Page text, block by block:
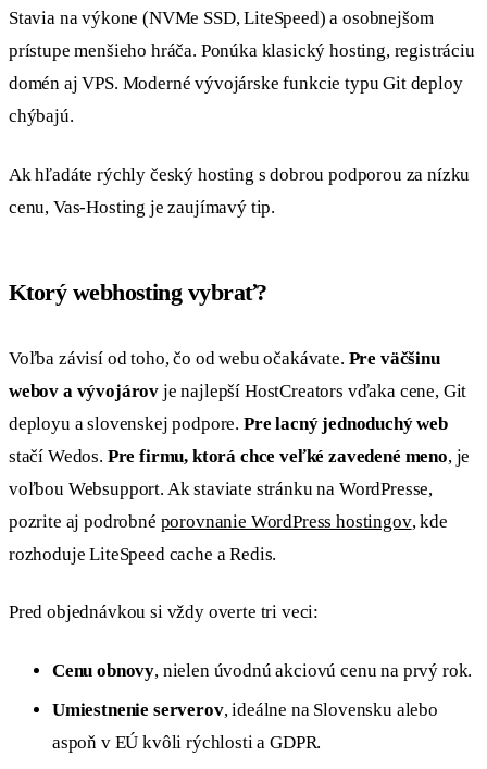
Stavia na výkone (NVMe SSD, LiteSpeed) a osobnejšom
prístupe menšieho hráča. Ponúka klasický hosting, registráciu
domén aj VPS. Moderné vývojárske funkcie typu Git deploy
chýbajú.
Ak hľadáte rýchly český hosting s dobrou podporou za nízku
cenu, Vas-Hosting je zaujímavý tip.
Ktorý webhosting vybrať?
Voľba závisí od toho, čo od webu očakávate. Pre väčšinu
webov a vývojárov je najlepší HostCreators vďaka cene, Git
deployu a slovenskej podpore. Pre lacný jednoduchý web
stačí Wedos. Pre firmu, ktorá chce veľké zavedené meno, je
voľbou Websupport. Ak staviate stránku na WordPresse,
pozrite aj podrobné porovnanie WordPress hostingov, kde
rozhoduje LiteSpeed cache a Redis.
Pred objednávkou si vždy overte tri veci:
Cenu obnovy, nielen úvodnú akciovú cenu na prvý rok.
Umiestnenie serverov, ideálne na Slovensku alebo
aspoň v EÚ kvôli rýchlosti a GDPR.